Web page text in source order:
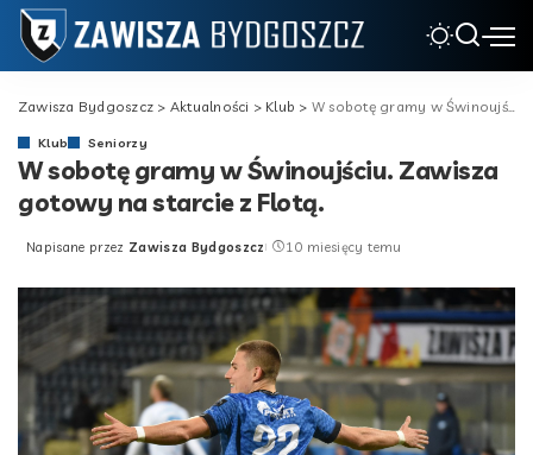
Zawisza Bydgoszcz > Aktualności > Klub > W sobotę gramy w Świnoujściu. Zawisza gotowy na starcie z Flotą.
Klub Seniorzy
W sobotę gramy w Świnoujściu. Zawisza
gotowy na starcie z Flotą.
Posted
Napisane przez Zawisza Bydgoszcz 10 miesięcy temu